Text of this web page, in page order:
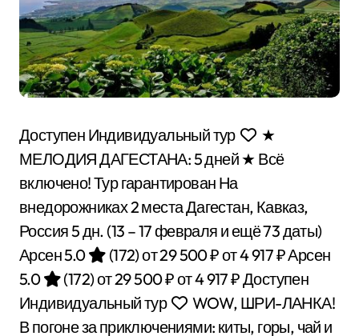
Доступен Индивидуальный тур
★
МЕЛОДИЯ ДАГЕСТАНА: 5 дней ★ Всё
включено! Тур гарантирован На
внедорожниках 2 места Дагестан, Кавказ,
Россия5 дн. (13 – 17 февраля и ещё 73 даты)
Арсен 5.0
(172)от 29 500 ₽от 4 917 ₽Арсен
5.0
(172)от 29 500 ₽от 4 917 ₽Доступен
Индивидуальный тур
WOW, ШРИ-ЛАНКА!
В погоне за приключениями: киты, горы, чай и